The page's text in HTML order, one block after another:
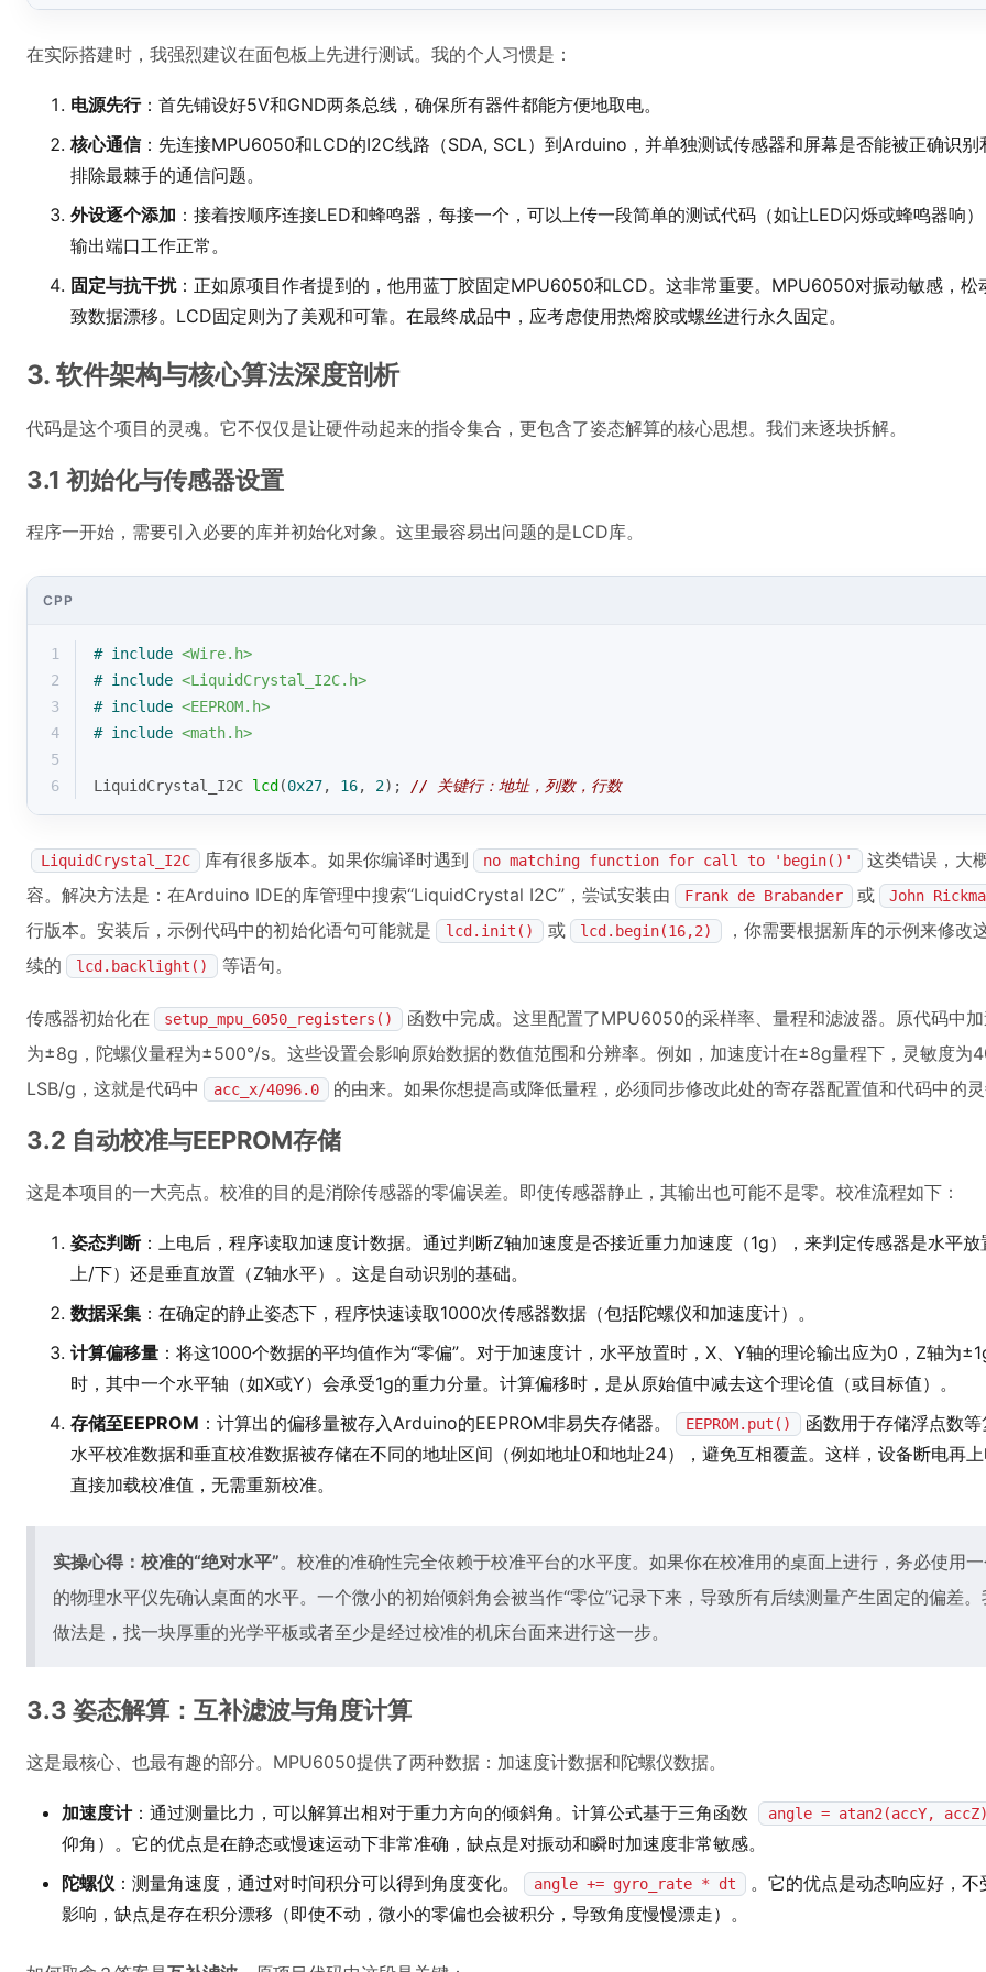
在实际搭建时，我强烈建议在面包板上先进行测试。我的个人习惯是：
电源先行：首先铺设好5V和GND两条总线，确保所有器件都能方便地取电。
核心通信：先连接MPU6050和LCD的I2C线路（SDA, SCL）到Arduino，并单独测试传感器和屏幕是否能被正确识别
排除最棘手的通信问题。
外设逐个添加 ：接着按顺序连接LED和蜂鸣器，每接一个，可以上传一段简单的测试代码（如让LED闪烁或蜂鸣器响
输出端口工作正常。
固定与抗干扰：正如原项目作者提到的，他用蓝丁胶固定MPU6050和LCD。这非常重要。MPU6050对振动敏感，松
致数据漂移。LCD固定则为了美观和可靠。在最终成品中，应考虑使用热熔胶或螺丝进行永久固定。
3. 软件架构与核心算法深度剖析
代码是这个项目的灵魂。它不仅仅是让硬件动起来的指令集合，更包含了姿态解算的核心思想。我们来逐块拆解。
3.1 初始化与传感器设置
程序一开始，需要引入必要的库并初始化对象。这里最容易出问题的是LCD库。
CPP
1 # include <Wire.h>
2
# include <LiquidCrystal_I2C.h>
3
# include <EEPROM.h>
4
# include <math.h>
5
6
LiquidCrystal_I2C lcd (0x27, 16, 2) ; // 关键行：地址，列数，行数
LiquidCrystal_I2C 库有很多版本。如果你编译时遇到 no matching function for call to 'begin()'
这类错误，大
容。解决方法是：在Arduino IDE的库管理中搜索“LiquidCrystal I2C”，尝试安装由
Frank de Brabander 或 John
行版本。安装后，示例代码中的初始化语句可能就是 lcd.init() 或 lcd.begin(16,2)
，你需要根据新库的示例来修改
续的
lcd.backlight() 等语句。
传感器初始化在 setup_mpu_6050_registers()
函数中完成。这里配置了MPU6050的采样率、量程和滤波器。原代码中
为±8g，陀螺仪量程为±500°/s。这些设置会影响原始数据的数值范围和分辨率。例如，加速度计在±8g量程下，灵敏度为
LSB/g，这就是代码中
acc_x/4096.0 的由来。如果你想提高或降低量程，必须同步修改此处的寄存器配置值和代码中的
3.2 自动校准与EEPROM存储
这是本项目的一大亮点。校准的目的是消除传感器的零偏误差。即使传感器静止，其输出也可能不是零。校准流程如下：
姿态判断：上电后，程序读取加速度计数据。通过判断Z轴加速度是否接近重力加速度（1g），来判定传感器是水平
上/下）还是垂直放置（Z轴水平）。这是自动识别的基础。
数据采集 ：在确定的静止姿态下，程序快速读取1000次传感器数据（包括陀螺仪和加速度计）。
计算偏移量 ：将这1000个数据的平均值作为“零偏”。对于加速度计，水平放置时，X、Y轴的理论输出应为0，Z轴为
时，其中一个水平轴（如X或Y）会承受1g的重力分量。计算偏移时，是从原始值中减去这个理论值（或目标值）。
存储至EEPROM ：计算出的偏移量被存入Arduino的EEPROM非易失存储器。 EEPROM.put()
函数用于存储浮点数
水平校准数据和垂直校准数据被存储在不同的地址区间（例如地址0和地址24），避免互相覆盖。这样，设备断电再
直接加载校准值，无需重新校准。
实操心得：校准的“绝对水平”。校准的准确性完全依赖于校准平台的水平度。如果你在校准用的桌面上进行，务必使用
的物理水平仪先确认桌面的水平。一个微小的初始倾斜角会被当作“零位”记录下来，导致所有后续测量产生固定的偏差
做法是，找一块厚重的光学平板或者至少是经过校准的机床台面来进行这一步。
3.3 姿态解算：互补滤波与角度计算
这是最核心、也最有趣的部分。MPU6050提供了两种数据：加速度计数据和陀螺仪数据。
加速度计：通过测量比力，可以解算出相对于重力方向的倾斜角。计算公式基于三角函数 angle = atan2(accY,
仰角）。它的优点是在静态或慢速运动下非常准确，缺点是对振动和瞬时加速度非常敏感。
陀螺仪 ：测量角速度，通过对时间积分可以得到角度变化。 angle += gyro_rate * dt
。它的优点是动态响应好，不
影响，缺点是存在积分漂移（即使不动，微小的零偏也会被积分，导致角度慢慢漂走）。